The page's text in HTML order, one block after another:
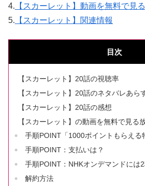
4. 【スカーレット】動画を無料で見
5. 【スカーレット】関連情報
目次
【スカーレット】20話の視聴率
【スカーレット】20話のネタバレあら
【スカーレット】20話の感想
【スカーレット】の動画を無料で見る
手順POINT「1000ポイントもらえる
手順POINT：支払いは？
手順POINT：NHKオンデマンドには
解約方法